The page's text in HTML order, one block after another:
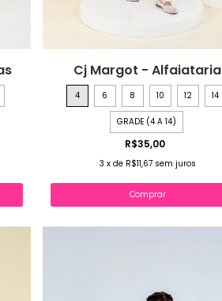
Cj Margot - Alfaiataria
4 6 8 10 12 14
GRADE (4 A 14)
R$35,00
3 x de R$11,67 sem juros
Comprar